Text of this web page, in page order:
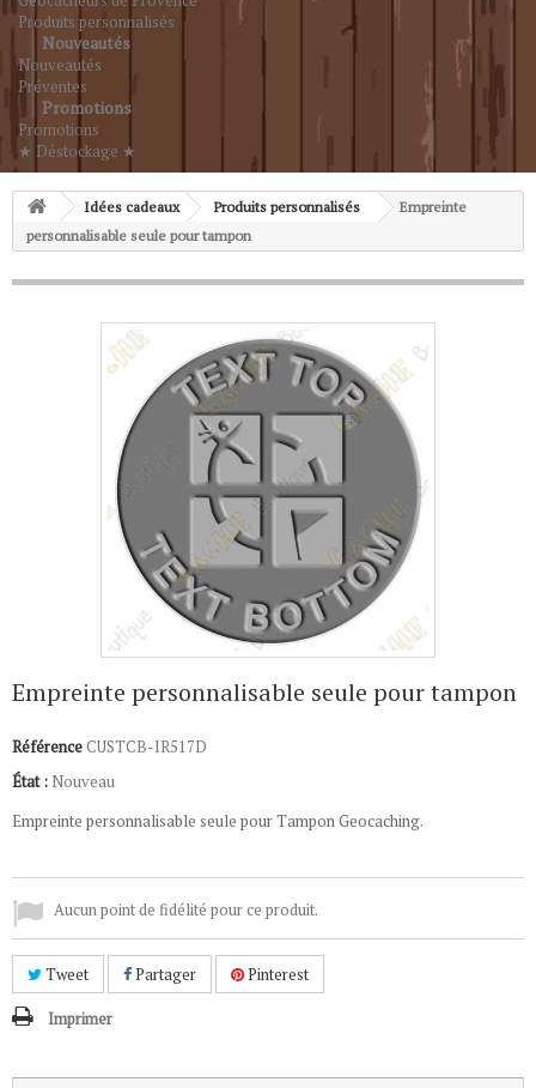
Produits personnalisés
Nouveautés
Nouveautés
Préventes
Promotions
Promotions
★ Déstockage ★
Idées cadeaux Produits personnalisés
Empreinte
personnalisable seule pour tampon
Empreinte personnalisable seule pour tampon
RéférenceCUSTCB-IR517D
État : Nouveau
Empreinte personnalisable seule pour Tampon Geocaching.
Aucun point de fidélité pour ce produit.
Tweet Partager Pinterest
Imprimer